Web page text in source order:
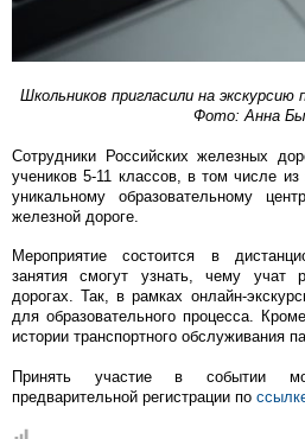
Школьников пригласили на экскурсию
Фото: Анна
Сотрудники Российских железных
учеников 5-11 классов, в том числе
уникальному образовательному
железной дороге.
Мероприятие состоится в
занятия смогут узнать, чему учат
дорогах. Так, в рамках онлайн-
для образовательного процесса.
истории транспортного обслуживания
Принять участие в событии
предварительной регистрации по